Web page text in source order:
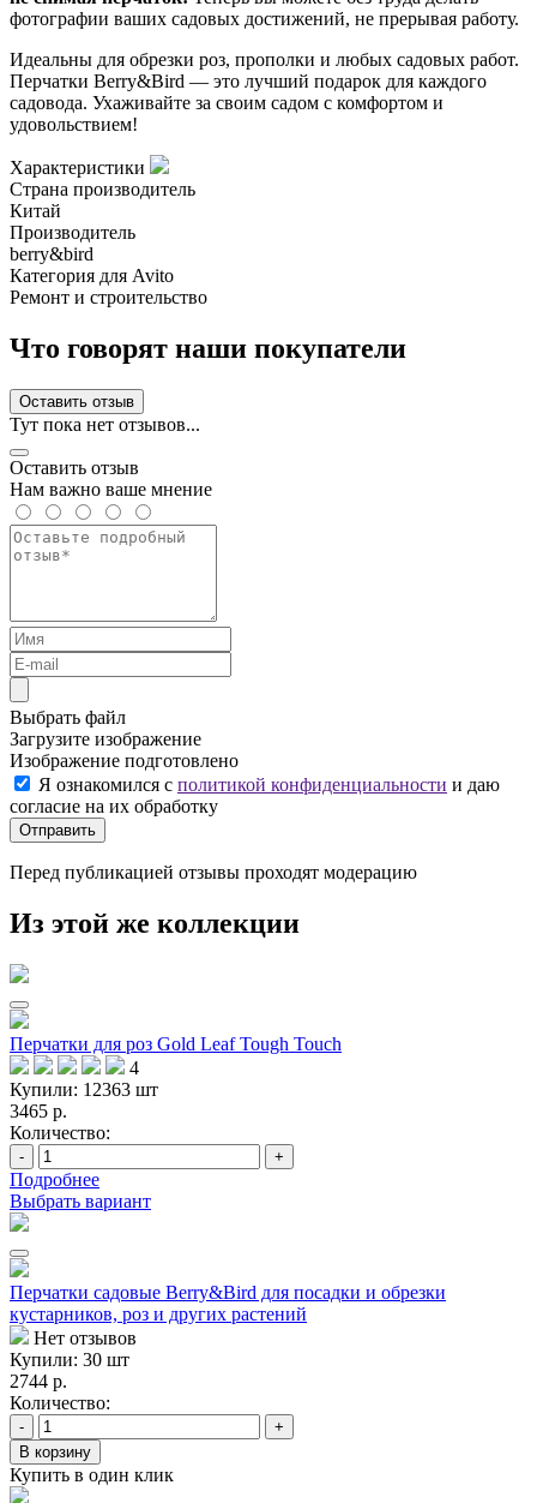
фотографии ваших садовых достижений, не прерывая работу.
Идеальны для обрезки роз, прополки и любых садовых работ.
Перчатки Berry&Bird — это лучший подарок для каждого
садовода. Ухаживайте за своим садом с комфортом и
удовольствием!
Характеристики
Страна производитель
Китай
Производитель
berry&bird
Категория для Avito
Ремонт и строительство
Что говорят наши покупатели
Оставить отзыв
Тут пока нет отзывов...
Оставить отзыв
Нам важно ваше мнение
Выбрать файл
Загрузите изображение
Изображение подготовлено
Я ознакомился с политикой конфиденциальности и даю
согласие на их обработку
Отправить
Перед публикацией отзывы проходят модерацию
Из этой же коллекции
Перчатки для роз Gold Leaf Tough Touch
4
Купили: 12363 шт
3465 р.
Количество:
- +
Подробнее
Выбрать вариант
Перчатки садовые Berry&Bird для посадки и обрезки
кустарников, роз и других растений
Нет отзывов
Купили: 30 шт
2744 р.
Количество:
-
+
В корзину
Купить в один клик